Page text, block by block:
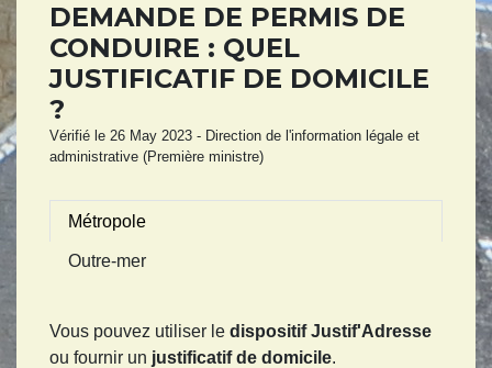
DEMANDE DE PERMIS DE
CONDUIRE : QUEL
JUSTIFICATIF DE DOMICILE
?
Vérifié le 26 May 2023 - Direction de l'information légale et
administrative (Première ministre)
Métropole
Outre-mer
Vous pouvez utiliser le dispositif Justif'Adresse
ou fournir un justificatif de domicile.